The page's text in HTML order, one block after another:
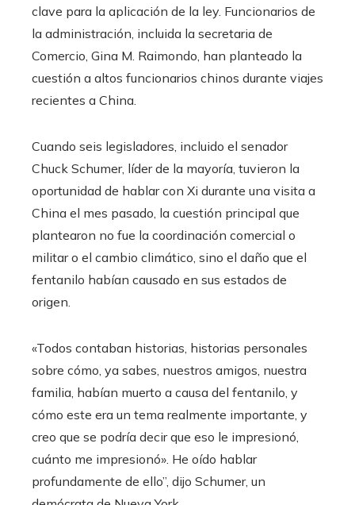
clave para la aplicación de la ley. Funcionarios de
la administración, incluida la secretaria de
Comercio, Gina M. Raimondo, han planteado la
cuestión a altos funcionarios chinos durante viajes
recientes a China.
Cuando seis legisladores, incluido el senador
Chuck Schumer, líder de la mayoría, tuvieron la
oportunidad de hablar con Xi durante una visita a
China el mes pasado, la cuestión principal que
plantearon no fue la coordinación comercial o
militar o el cambio climático, sino el daño que el
fentanilo habían causado en sus estados de
origen.
«Todos contaban historias, historias personales
sobre cómo, ya sabes, nuestros amigos, nuestra
familia, habían muerto a causa del fentanilo, y
cómo este era un tema realmente importante, y
creo que se podría decir que eso le impresionó,
cuánto me impresionó». He oído hablar
profundamente de ello”, dijo Schumer, un